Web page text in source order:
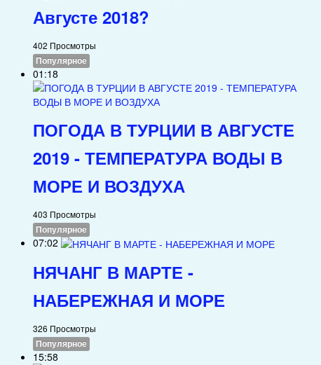
Августе 2018?
402 Просмотры
Популярное
01:18
ПОГОДА В ТУРЦИИ В АВГУСТЕ
2019 - ТЕМПЕРАТУРА ВОДЫ В
МОРЕ И ВОЗДУХА
403 Просмотры
Популярное
07:02
НЯЧАНГ В МАРТЕ -
НАБЕРЕЖНАЯ И МОРЕ
326 Просмотры
Популярное
15:58